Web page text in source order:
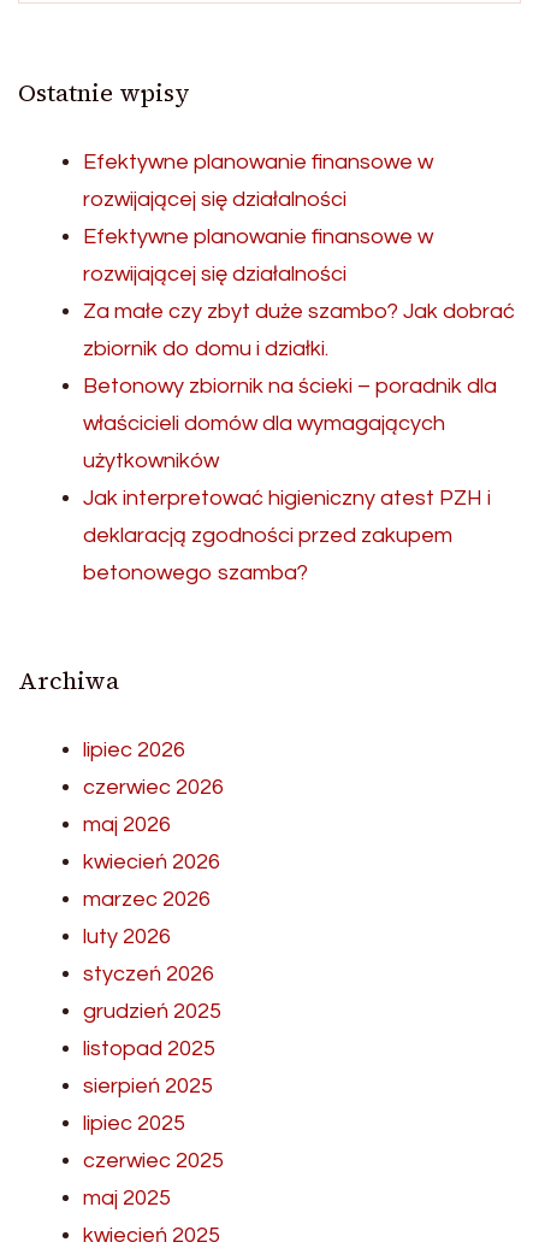
Ostatnie wpisy
Efektywne planowanie finansowe w
rozwijającej się działalności
Efektywne planowanie finansowe w
rozwijającej się działalności
Za małe czy zbyt duże szambo? Jak dobrać
zbiornik do domu i działki.
Betonowy zbiornik na ścieki – poradnik dla
właścicieli domów dla wymagających
użytkowników
Jak interpretować higieniczny atest PZH i
deklaracją zgodności przed zakupem
betonowego szamba?
Archiwa
lipiec 2026
czerwiec 2026
maj 2026
kwiecień 2026
marzec 2026
luty 2026
styczeń 2026
grudzień 2025
listopad 2025
sierpień 2025
lipiec 2025
czerwiec 2025
maj 2025
kwiecień 2025